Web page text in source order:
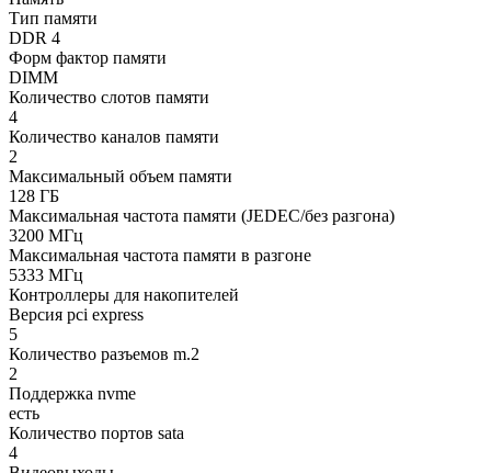
Тип памяти
DDR 4
Форм фактор памяти
DIMM
Количество слотов памяти
4
Количество каналов памяти
2
Максимальный объем памяти
128 ГБ
Максимальная частота памяти (JEDEC/без разгона)
3200 МГц
Максимальная частота памяти в разгоне
5333 МГц
Контроллеры для накопителей
Версия pci express
5
Количество разъемов m.2
2
Поддержка nvme
есть
Количество портов sata
4